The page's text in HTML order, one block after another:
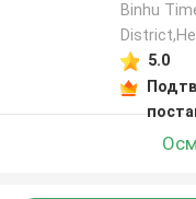
Binhu
5.0